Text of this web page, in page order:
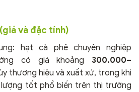
và đặc tính)
hạt cà phê chuyên nghiệp
có giá khoảng 300.000–
thương hiệu và xuất xứ, trong khi
tốt phổ biến trên thị trường